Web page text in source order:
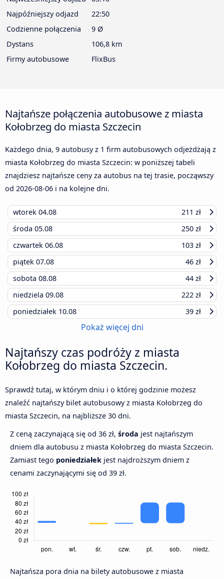
Najpóźniejszy odjazd
22:50
Codzienne połączenia
9 Ø
Dystans
106,8 km
Firmy autobusowe
FlixBus
Najtańsze połączenia autobusowe z miasta
Kołobrzeg do miasta Szczecin
Każdego dnia, 9 autobusy z 1 firm autobusowych odjeżdżają z
miasta Kołobrzeg do miasta Szczecin: w poniższej tabeli
znajdziesz najtańsze ceny za autobus na tej trasie, począwszy
od 2026-08-06 i na kolejne dni.
wtorek 04.08
211 zł
środa 05.08
250 zł
czwartek 06.08
103 zł
piątek 07.08
46 zł
sobota 08.08
44 zł
niedziela 09.08
222 zł
poniedziałek 10.08 39 zł
Pokaż więcej dni
Najtańszy czas podróży z miasta
Kołobrzeg do miasta Szczecin.
Sprawdź tutaj, w którym dniu i o której godzinie możesz
znaleźć najtańszy bilet autobusowy z miasta Kołobrzeg do
miasta Szczecin, na najbliższe 30 dni.
Z ceną zaczynającą się od 36 zł, środa jest najtańszym
dniem dla autobusu z miasta Kołobrzeg do miasta Szczecin.
Zamiast tego poniedziałek jest najdroższym dniem z
cenami zaczynającymi się od 39 zł.
Najtańsza pora dnia na bilety autobusowe z miasta